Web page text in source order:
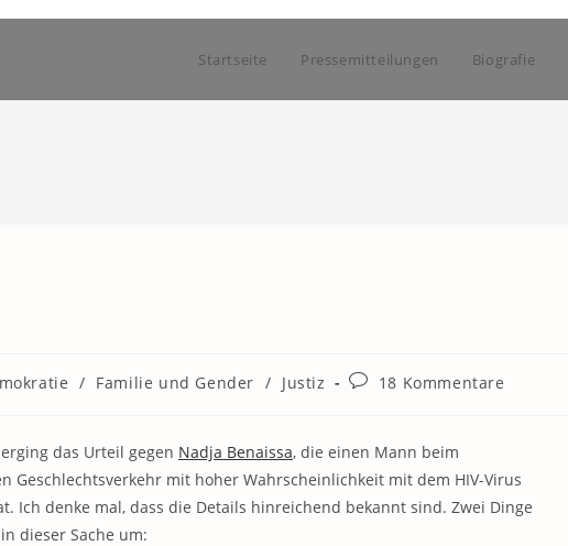
Startseite Pressemitteilungen Biografie
/ Familie und Gender / Justiz
Beitrags-
18 Kommentare
das Urteil gegen Nadja Benaissa, die einen Mann beim
Geschlechtsverkehr mit hoher Wahrscheinlichkeit mit dem HIV-Virus
Ich denke mal, dass die Details hinreichend bekannt sind. Zwei Dinge
dieser Sache um: